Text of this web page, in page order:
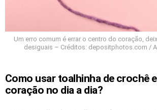
Um erro comum é errar o centro do coração,
desiguais – Créditos: depositphotos.com /
Como usar toalhinha de crochê
coração no dia a dia?